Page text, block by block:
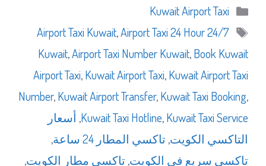
التصنيفات
Kuwait Airport Taxi
الوسوم
24/7 Airport Taxi Kuwait
,Airport Taxi 24 Hour
Kuwait,Airport Taxi Number Kuwait,Book Kuwait
Airport Taxi,Kuwait Airport Taxi,Kuwait Airport Taxi
Number,Kuwait Airport Transfer,Kuwait Taxi Booking,
Kuwait Taxi Hotline,Kuwait Taxi Service
, أسعار
التاكسي الكويت, تاكسي المطار 24 ساعة
,
تاكسي سريع في الكويت, تاكسي مطار الكويت,